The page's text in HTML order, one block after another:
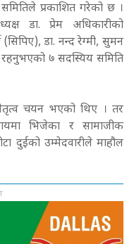
प्रकाशित गरेको छ ।
डा. प्रेम अधिकारीको
डा. नन्द रेग्मी, सुमन
रहनुभएको ७ सदस्यिय समिति
नेतृत्व चयन भएको थिए । तर
भिजेका र सामाजीक
दुईको उम्मेदवारीले माहौल